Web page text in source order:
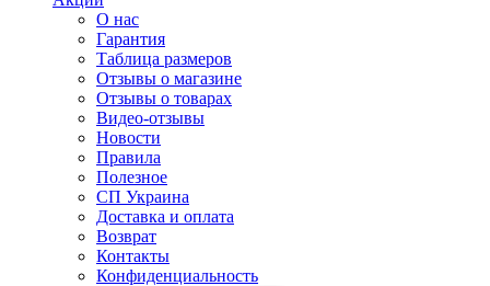
О нас
Гарантия
Таблица размеров
Отзывы о магазине
Отзывы о товарах
Видео-отзывы
Новости
Правила
Полезное
СП Украина
Доставка и оплата
Возврат
Контакты
Конфиденциальность